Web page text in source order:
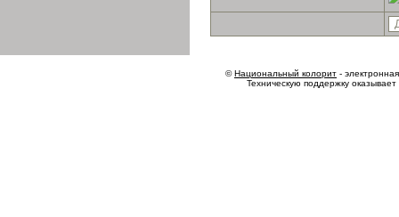
©Национальный колорит -
Техническую поддержку